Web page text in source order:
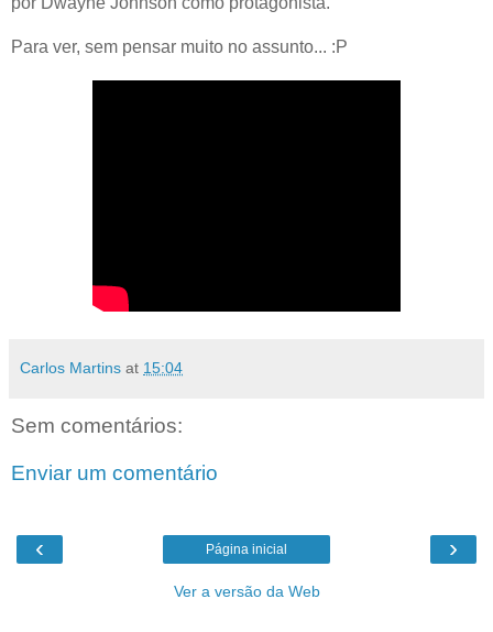
Para ver, sem pensar muito no assunto... :P
Carlos Martins at 15:04
Sem comentários:
Enviar um comentário
‹ ›
Página inicial
Ver a versão da Web